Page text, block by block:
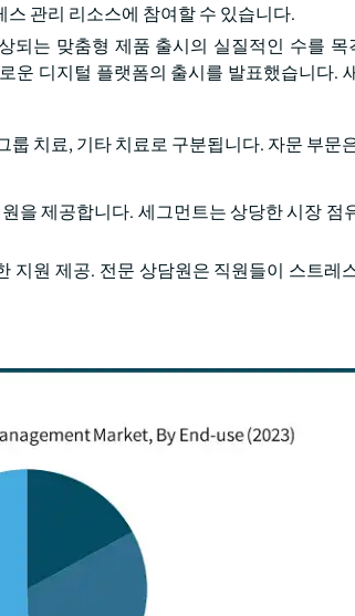
관리 리소스에 참여할 수 있습니다.
는 맞춤형 제품 출시의 실질적인 수를
운 디지털 플랫폼의 출시를 발표했습니다.
치료, 기타 치료로 구분됩니다. 자문 부문
을 제공합니다. 세그먼트는 상당한 시장 점
지원 제공. 전문 상담원은 직원들이 스트레